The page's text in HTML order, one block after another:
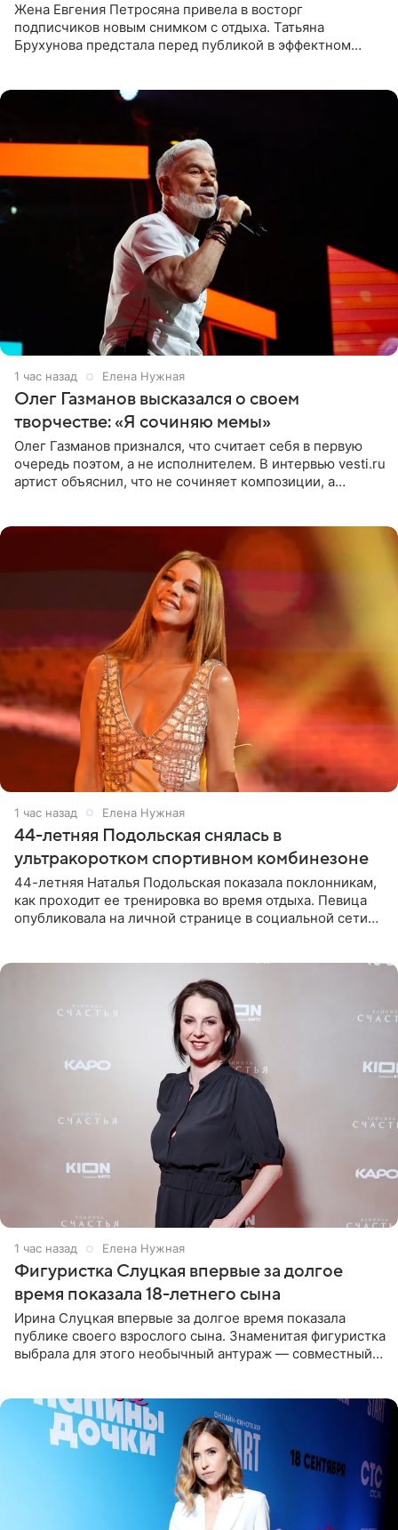
Жена Евгения Петросяна привела в восторг
подписчиков новым снимком с отдыха. Татьяна
Брухунова предстала перед публикой в эффектном
1 час назад Елена Нужная
Олег Газманов высказался о своем
творчестве: «Я сочиняю мемы»
Олег Газманов признался, что считает себя в первую
очередь поэтом, а не исполнителем. В интервью vesti.ru
артист объяснил, что не сочиняет композиции, а
1 час назад Елена Нужная
44-летняя Подольская снялась в
ультракоротком спортивном комбинезоне
44-летняя Наталья Подольская показала поклонникам,
как проходит ее тренировка во время отдыха. Певица
опубликовала на личной странице в социальной сети
1 час назад Елена Нужная
Фигуристка Слуцкая впервые за долгое
время показала 18-летнего сына
Ирина Слуцкая впервые за долгое время показала
публике своего взрослого сына. Знаменитая фигуристка
выбрала для этого необычный антураж — совместный